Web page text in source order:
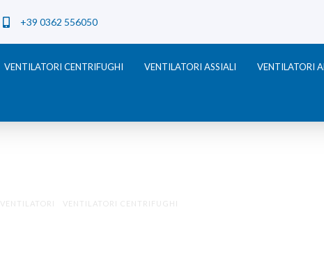
+39 0362 556050
VENTILATORI CENTRIFUGHI VENTILATORI ASSIALI VENTILATORI
VENTILATORI VENTILATORI CENTRIFUGHI